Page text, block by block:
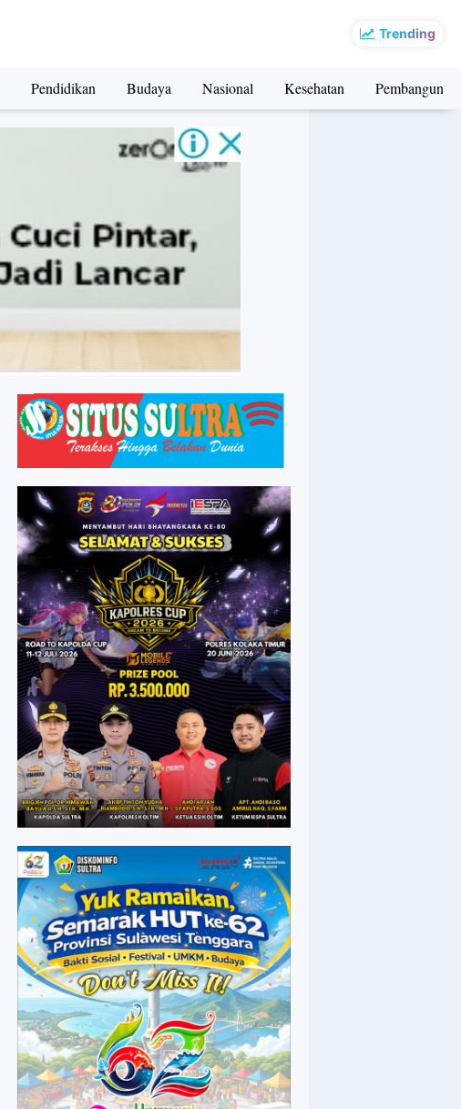
Trending
Pendidikan Budaya Nasional Kesehatan Pembangunan